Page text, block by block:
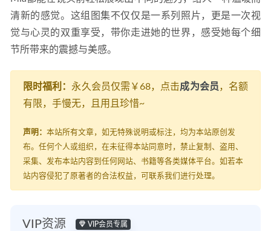
清新的感觉。这组图集不仅仅是一系列照片，更是一次视
觉与心灵的双重享受，带你走进她的世界，感受她每个细
节所带来的震撼与美感。
限时福利： 永久会员仅需￥68，点击成为会员，名额
有限，手慢无，且用且珍惜~
声明： 本站所有文章，如无特殊说明或标注，均为本站原创发
布。任何个人或组织，在未征得本站同意时，禁止复制、盗用、
采集、发布本站内容到任何网站、书籍等各类媒体平台。如若本
站内容侵犯了原著者的合法权益，可联系我们进行处理。
VIP资源 VIP会员专属